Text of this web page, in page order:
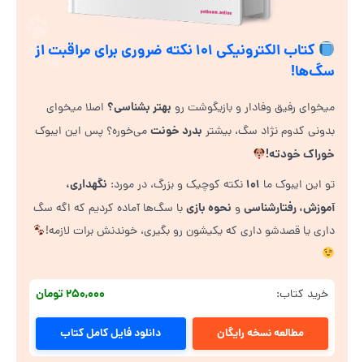
کتاب الکترونیکی ۱۰۱ نکته ضروری برای مراقبت از
سگ‌ها!
میخوای رفیق وفادار و بازیگوشت رو بهتر بشناسی؟ اصلا میخوای
بدونی کدوم نژاد سگ، بیشتر بدرد خونتمی‌خوره؟ پس این ایبوک
خوراک خودته!
تو این ایبوک ما ۱۰۱نکته کوچیک و بزرگ، در مورد: نگهداری،
آموزش، رفتارشناسیو نحوه بازیبا سگ‌ها آماده کردیم که اگه سگ
داری یا قصدشو داری که یکیشون رو بگیری، خوندنش برات لازمه!
خرید کتاب: ۲۵۰,۰۰۰ تومان
مطالعه نسخه رایگان دانلود فایل کامل کتاب